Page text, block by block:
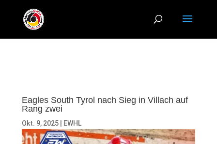
Eagles South Tyrol nach Sieg in Villach auf
Rang zwei
Okt. 9, 2025| EWHL